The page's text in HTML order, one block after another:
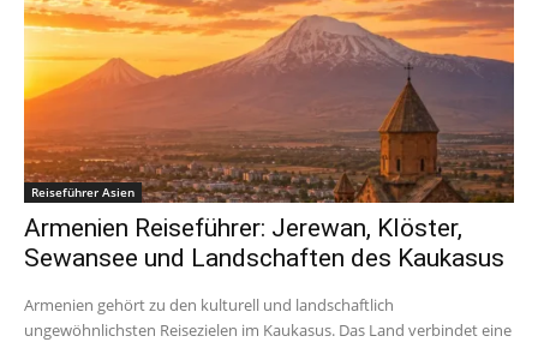
Reiseführer Asien
Armenien Reiseführer: Jerewan, Klöster,
Sewansee und Landschaften des Kaukasus
Armenien gehört zu den kulturell und landschaftlich
ungewöhnlichsten Reisezielen im Kaukasus. Das Land verbindet eine